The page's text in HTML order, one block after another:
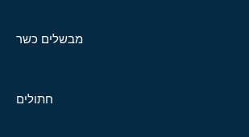
מבשלים כשר
חתולים